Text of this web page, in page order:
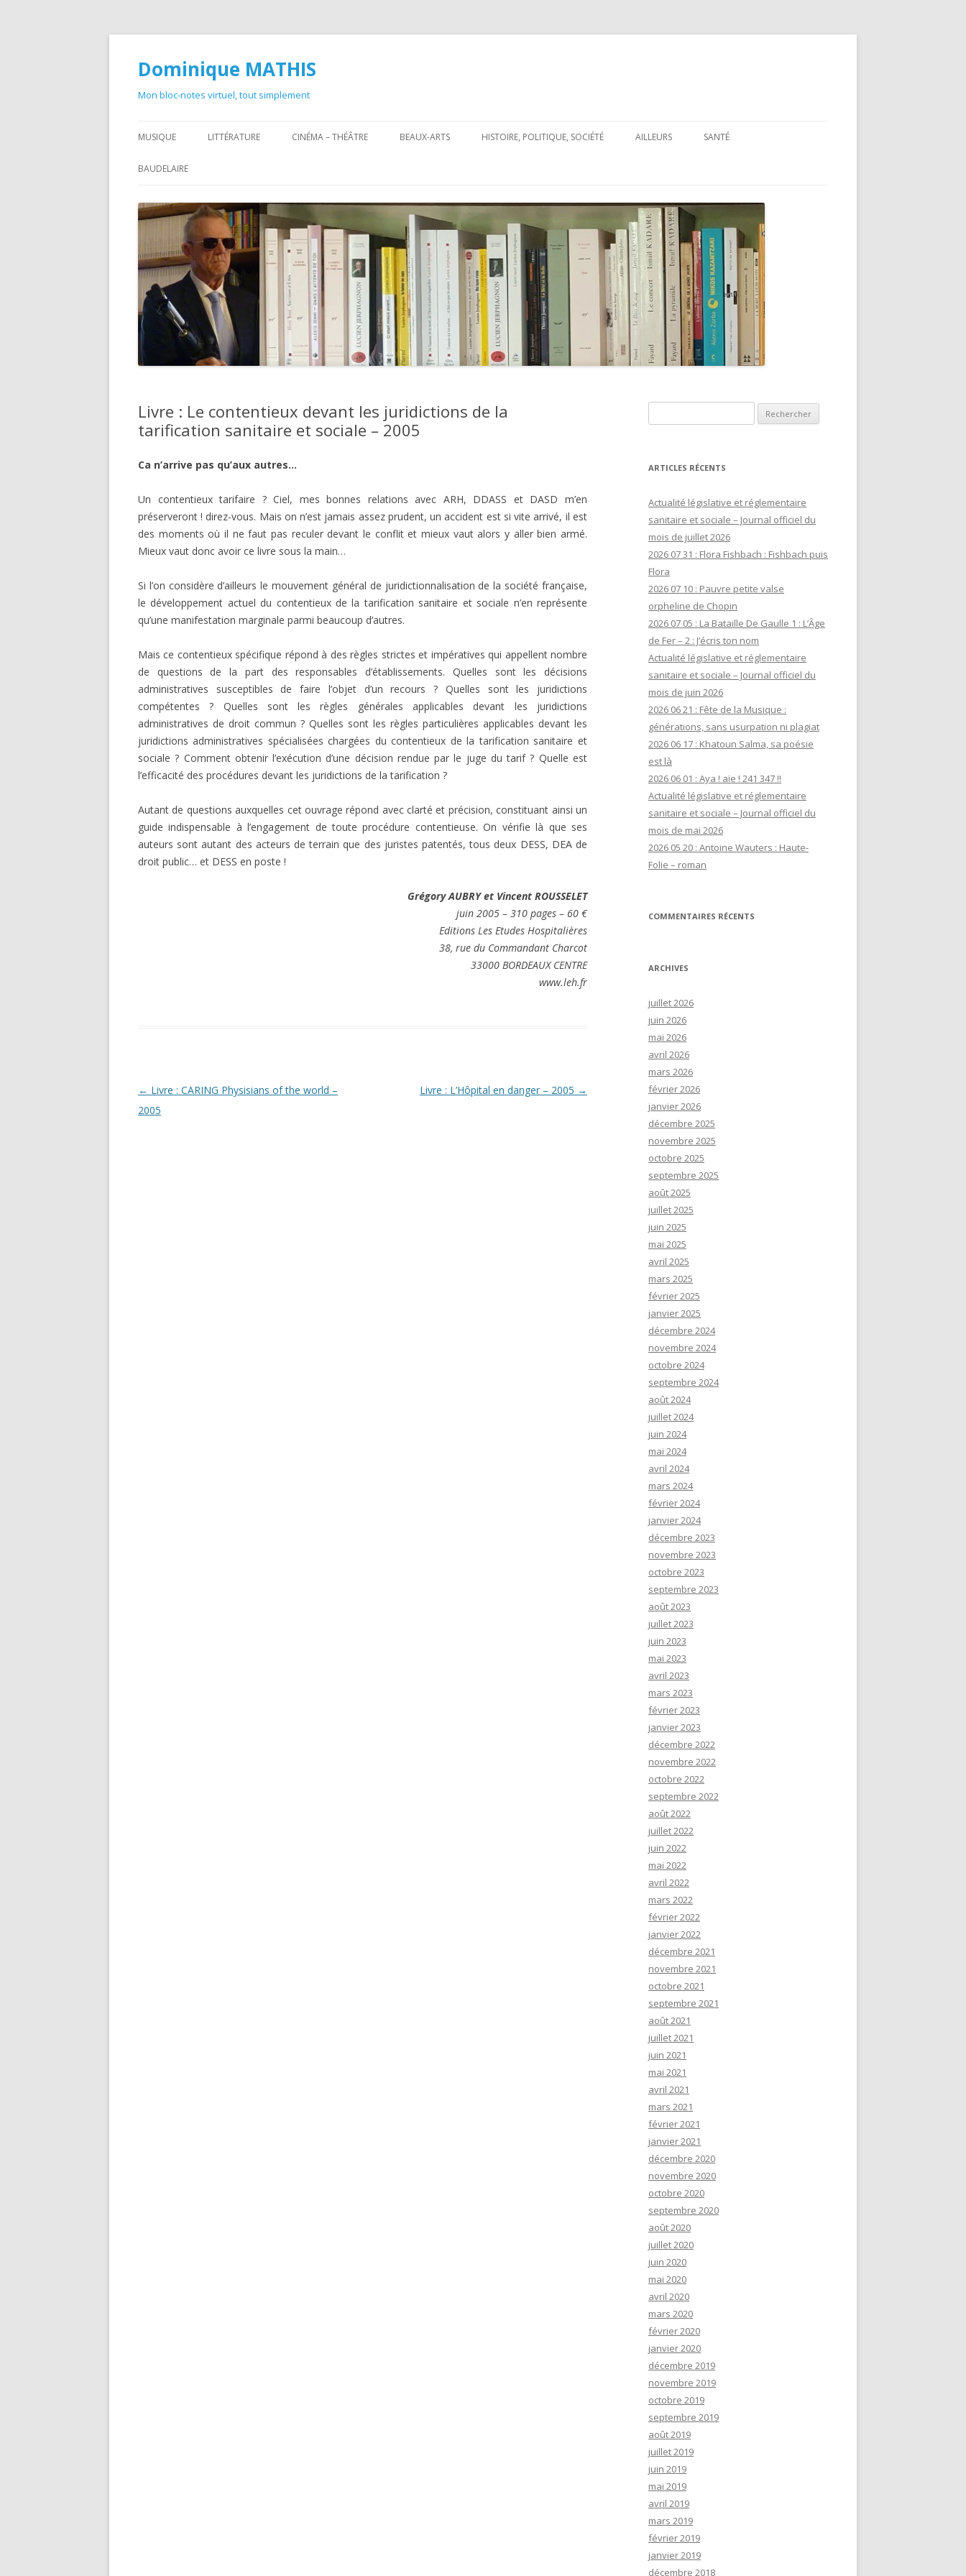
Dominique MATHIS
Mon bloc-notes virtuel, tout simplement
au
contenu
MUSIQUE LITTÉRATURE CINÉMA – THÉÂTRE BEAUX-ARTS HISTOIRE, POLITIQUE, SOCIÉTÉ AILLEURS SANTÉ
SANTÉ : RUBRIQUE LÉGISLATIVE &
RÉGLEMENTAIRE
MON PARCOURS
BAUDELAIRE
Livre : Le contentieux devant les juridictions de la
tarification sanitaire et sociale – 2005
Ca n’arrive pas qu’aux autres…
Un contentieux tarifaire ? Ciel, mes bonnes relations avec ARH, DDASS et DASD m’en
préserveront ! direz-vous. Mais on n’est jamais assez prudent, un accident est si vite arrivé, il est
des moments où il ne faut pas reculer devant le conflit et mieux vaut alors y aller bien armé.
Mieux vaut donc avoir ce livre sous la main…
Si l’on considère d’ailleurs le mouvement général de juridictionnalisation de la société française,
le développement actuel du contentieux de la tarification sanitaire et sociale n’en représente
qu’une manifestation marginale parmi beaucoup d’autres.
Mais ce contentieux spécifique répond à des règles strictes et impératives qui appellent nombre
de questions de la part des responsables d’établissements. Quelles sont les décisions
administratives susceptibles de faire l’objet d’un recours ? Quelles sont les juridictions
compétentes ? Quelles sont les règles générales applicables devant les juridictions
administratives de droit commun ? Quelles sont les règles particulières applicables devant les
juridictions administratives spécialisées chargées du contentieux de la tarification sanitaire et
sociale ? Comment obtenir l’exécution d’une décision rendue par le juge du tarif ? Quelle est
l’efficacité des procédures devant les juridictions de la tarification ?
Autant de questions auxquelles cet ouvrage répond avec clarté et précision, constituant ainsi un
guide indispensable à l’engagement de toute procédure contentieuse. On vérifie là que ses
auteurs sont autant des acteurs de terrain que des juristes patentés, tous deux DESS, DEA de
droit public… et DESS en poste !
Grégory AUBRY et Vincent ROUSSELET
juin 2005 – 310 pages – 60 €
Editions Les Etudes Hospitalières
38, rue du Commandant Charcot
33000 BORDEAUX CENTRE
www.leh.fr
Navigation
des
← Livre : CARING Physisians of the world –
2005
Livre : L’Hôpital en danger – 2005 →
ARTICLES RÉCENTS
Actualité législative et réglementaire
sanitaire et sociale – Journal officiel du
mois de juillet 2026
2026 07 31 : Flora Fishbach : Fishbach puis
Flora
2026 07 10 : Pauvre petite valse
orpheline de Chopin
2026 07 05 : La Bataille De Gaulle 1 : L’Âge
de Fer – 2 : J’écris ton nom
Actualité législative et réglementaire
sanitaire et sociale – Journal officiel du
mois de juin 2026
2026 06 21 : Fête de la Musique :
générations, sans usurpation ni plagiat
2026 06 17 : Khatoun Salma, sa poésie
est là
2026 06 01 : Aya ! aïe ! 241 347 !!
Actualité législative et réglementaire
sanitaire et sociale – Journal officiel du
mois de mai 2026
2026 05 20 : Antoine Wauters : Haute-
Folie – roman
COMMENTAIRES RÉCENTS
ARCHIVES
juillet 2026
juin 2026
mai 2026
avril 2026
mars 2026
février 2026
janvier 2026
décembre 2025
novembre 2025
octobre 2025
septembre 2025
août 2025
juillet 2025
juin 2025
mai 2025
avril 2025
mars 2025
février 2025
janvier 2025
décembre 2024
novembre 2024
octobre 2024
septembre 2024
août 2024
juillet 2024
juin 2024
mai 2024
avril 2024
mars 2024
février 2024
janvier 2024
décembre 2023
novembre 2023
octobre 2023
septembre 2023
août 2023
juillet 2023
juin 2023
mai 2023
avril 2023
mars 2023
février 2023
janvier 2023
décembre 2022
novembre 2022
octobre 2022
septembre 2022
août 2022
juillet 2022
juin 2022
mai 2022
avril 2022
mars 2022
février 2022
janvier 2022
décembre 2021
novembre 2021
octobre 2021
septembre 2021
août 2021
juillet 2021
juin 2021
mai 2021
avril 2021
mars 2021
février 2021
janvier 2021
décembre 2020
novembre 2020
octobre 2020
septembre 2020
août 2020
juillet 2020
juin 2020
mai 2020
avril 2020
mars 2020
février 2020
janvier 2020
décembre 2019
novembre 2019
octobre 2019
septembre 2019
août 2019
juillet 2019
juin 2019
mai 2019
avril 2019
mars 2019
février 2019
janvier 2019
décembre 2018